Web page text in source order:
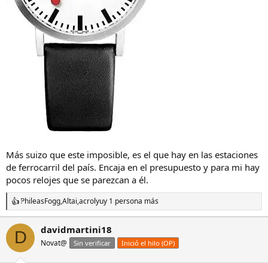
Más suizo que este imposible, es el que hay en las estaciones
de ferrocarril del país. Encaja en el presupuesto y para mi hay
pocos relojes que se parezcan a él.
R
e
a
i
PhileasFogg,Altai,acrolyuy 1 persona más
D davidmartini18
Novat@ Sin verificar Inició el hilo (OP)